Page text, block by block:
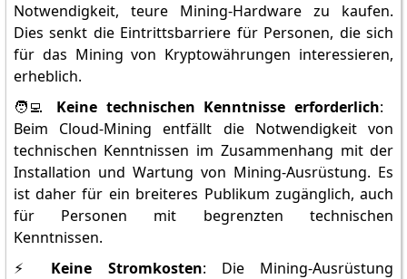
Notwendigkeit, teure Mining-Hardware zu kaufen.
Dies senkt die Eintrittsbarriere für Personen, die sich
für das Mining von Kryptowährungen interessieren,
erheblich.
🧑‍💻 Keine technischen Kenntnisse erforderlich:
Beim Cloud-Mining entfällt die Notwendigkeit von
technischen Kenntnissen im Zusammenhang mit der
Installation und Wartung von Mining-Ausrüstung. Es
ist daher für ein breiteres Publikum zugänglich, auch
für Personen mit begrenzten technischen
Kenntnissen.
⚡ Keine Stromkosten: Die Mining-Ausrüstung